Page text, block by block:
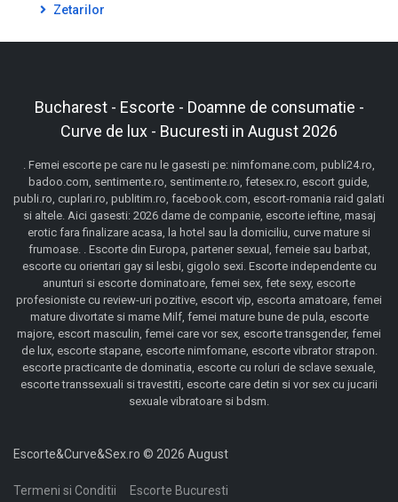
Zetarilor
Bucharest - Escorte - Doamne de consumatie -
Curve de lux - Bucuresti in August 2026
. Femei escorte pe care nu le gasesti pe: nimfomane.com, publi24.ro,
badoo.com, sentimente.ro, sentimente.ro, fetesex.ro, escort guide,
publi.ro, cuplari.ro, publitim.ro, facebook.com, escort-romania raid galati
si altele. Aici gasesti: 2026 dame de companie, escorte ieftine, masaj
erotic fara finalizare acasa, la hotel sau la domiciliu, curve mature si
frumoase. . Escorte din Europa, partener sexual, femeie sau barbat,
escorte cu orientari gay si lesbi, gigolo sexi. Escorte independente cu
anunturi si escorte dominatoare, femei sex, fete sexy, escorte
profesioniste cu review-uri pozitive, escort vip, escorta amatoare, femei
mature divortate si mame Milf, femei mature bune de pula, escorte
majore, escort masculin, femei care vor sex, escorte transgender, femei
de lux, escorte stapane, escorte nimfomane, escorte vibrator strapon.
escorte practicante de dominatia, escorte cu roluri de sclave sexuale,
escorte transsexuali si travestiti, escorte care detin si vor sex cu jucarii
sexuale vibratoare si bdsm.
Escorte&Curve&Sex.ro © 2026 August
Termeni si Conditii Escorte Bucuresti